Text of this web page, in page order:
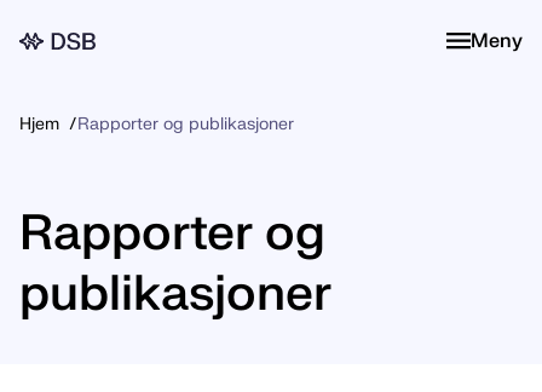
Meny
Meny
Hjem Rapporter og publikasjoner
Rapporter og
publikasjoner